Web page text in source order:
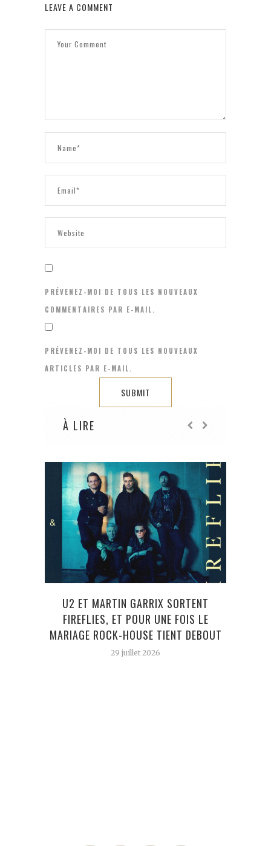
LEAVE A COMMENT
PRÉVENEZ-MOI DE TOUS LES NOUVEAUX
COMMENTAIRES PAR E-MAIL.
PRÉVENEZ-MOI DE TOUS LES NOUVEAUX
ARTICLES PAR E-MAIL.
À LIRE
U2 ET MARTIN GARRIX SORTENT
FIREFLIES, ET POUR UNE FOIS LE
MARIAGE ROCK-HOUSE TIENT DEBOUT
29 juillet 2026